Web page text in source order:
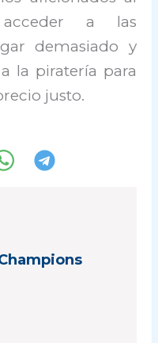
a las
demasiado y
la piratería para
justo.